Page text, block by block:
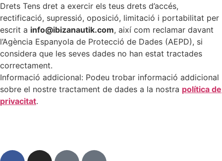
Drets Tens dret a exercir els teus drets d’accés,
rectificació, supressió, oposició, limitació i portabilitat per
escrit a info@ibizanautik.com, així com reclamar davant
l’Agència Espanyola de Protecció de Dades (AEPD), si
considera que les seves dades no han estat tractades
correctament.
Informació addicional: Podeu trobar informació addicional
sobre el nostre tractament de dades a la nostra política de
privacitat.